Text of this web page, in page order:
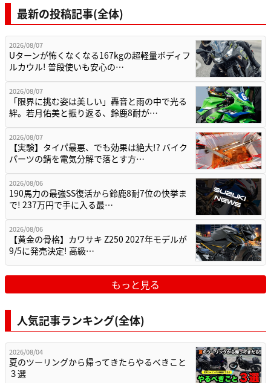
最新の投稿記事(全体)
2026/08/07
Uターンが怖くなくなる167kgの超軽量ボディフ
ルカウル! 普段使いも安心の…
2026/08/07
「限界に挑む姿は美しい」轟音と雨の中で光る
絆。若月佑美と振り返る、鈴鹿8耐が…
2026/08/07
【実験】タイパ最悪、でも効果は絶大!? バイク
パーツの錆を電気分解で落とす方…
2026/08/06
190馬力の最強SS復活から鈴鹿8耐7位の快挙ま
で! 237万円で手に入る最…
2026/08/06
【黄金の骨格】カワサキ Z250 2027年モデルが
9/5に発売決定! 高級…
もっと見る
人気記事ランキング(全体)
2026/08/04
夏のツーリングから帰ってきたらやるべきこと
３選